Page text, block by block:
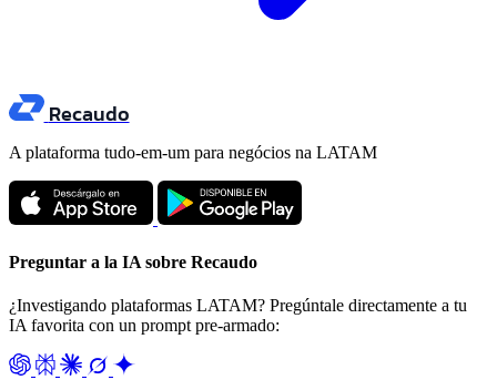
Recaudo
A plataforma tudo-em-um para negócios na LATAM
Preguntar a la IA sobre Recaudo
¿Investigando plataformas LATAM? Pregúntale directamente a tu
IA favorita con un prompt pre-armado: